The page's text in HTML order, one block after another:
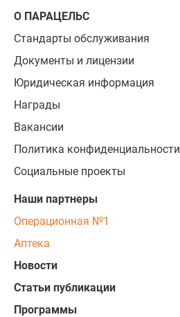
О ПАРАЦЕЛЬС
Стандарты обслуживания
Документы и лицензии
Юридическая информация
Награды
Вакансии
Политика конфиденциальности
Социальные проекты
Наши партнеры
Операционная №1
Аптека
Новости
Статьи публикации
Программы